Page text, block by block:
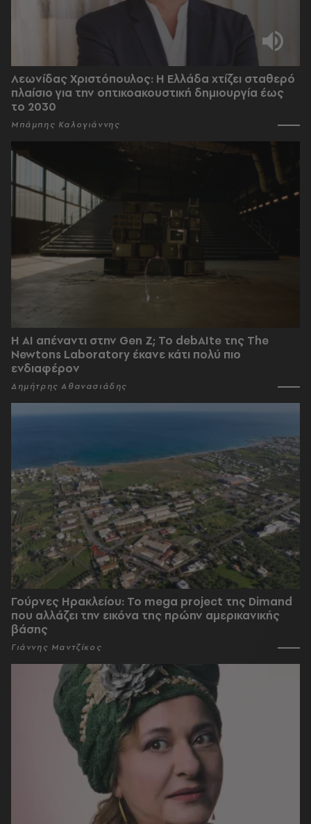
Λεωνίδας Χριστόπουλος: Η Ελλάδα χτίζει σταθερό
πλαίσιο για την οπτικοακουστική δημιουργία έως
το 2030
Μπάμπης Καλογιάννης
Η AI απέναντι στην Gen Z; Το debAIte της The
Newtons Laboratory έκανε κάτι πολύ πιο
ενδιαφέρον
Δημήτρης Αθανασιάδης
Γούρνες Ηρακλείου: To mega project της Dimand
που αλλάζει την εικόνα της πρώην αμερικανικής
βάσης
Γιάννης Μαντζίκος